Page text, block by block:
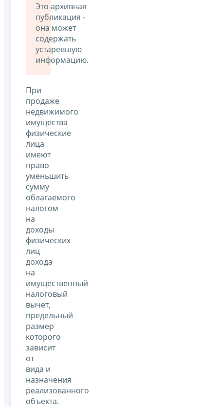
Это архивная
публикация -
она может
содержать
устаревшую
информацию.
При
продаже
недвижимого
имущества
физические
лица
имеют
право
уменьшить
сумму
облагаемого
налогом
на
доходы
физических
лиц
дохода
на
имущественный
налоговый
вычет,
предельный
размер
которого
зависит
от
вида и
назначения
реализованного
объекта.